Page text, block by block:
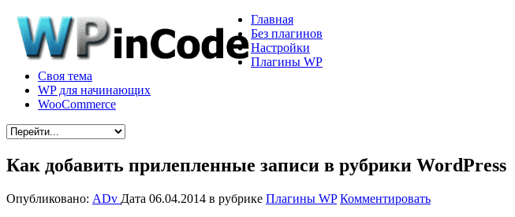
Главная
Без плагинов
Настройки
Плагины WP
Своя тема
WP для начинающих
WooCommerce
Как добавить прилепленные записи в рубрики WordPress
Опубликовано: ADv Дата 06.04.2014 в рубрике Плагины WP Комментировать